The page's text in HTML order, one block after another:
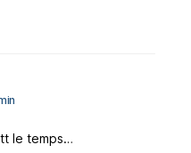
tt le temps…